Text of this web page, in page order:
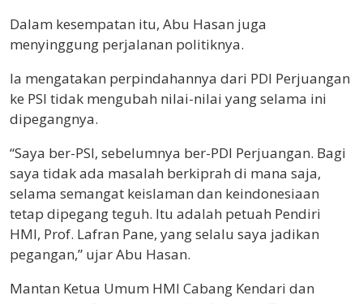
Dalam kesempatan itu, Abu Hasan juga
menyinggung perjalanan politiknya.
Ia mengatakan perpindahannya dari PDI Perjuangan
ke PSI tidak mengubah nilai-nilai yang selama ini
dipegangnya.
“Saya ber-PSI, sebelumnya ber-PDI Perjuangan. Bagi
saya tidak ada masalah berkiprah di mana saja,
selama semangat keislaman dan keindonesiaan
tetap dipegang teguh. Itu adalah petuah Pendiri
HMI, Prof. Lafran Pane, yang selalu saya jadikan
pegangan,” ujar Abu Hasan.
Mantan Ketua Umum HMI Cabang Kendari dan